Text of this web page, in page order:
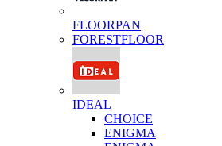
FLOORPAN
FORESTFLOOR
IDEAL
CHOICE
ENIGMA